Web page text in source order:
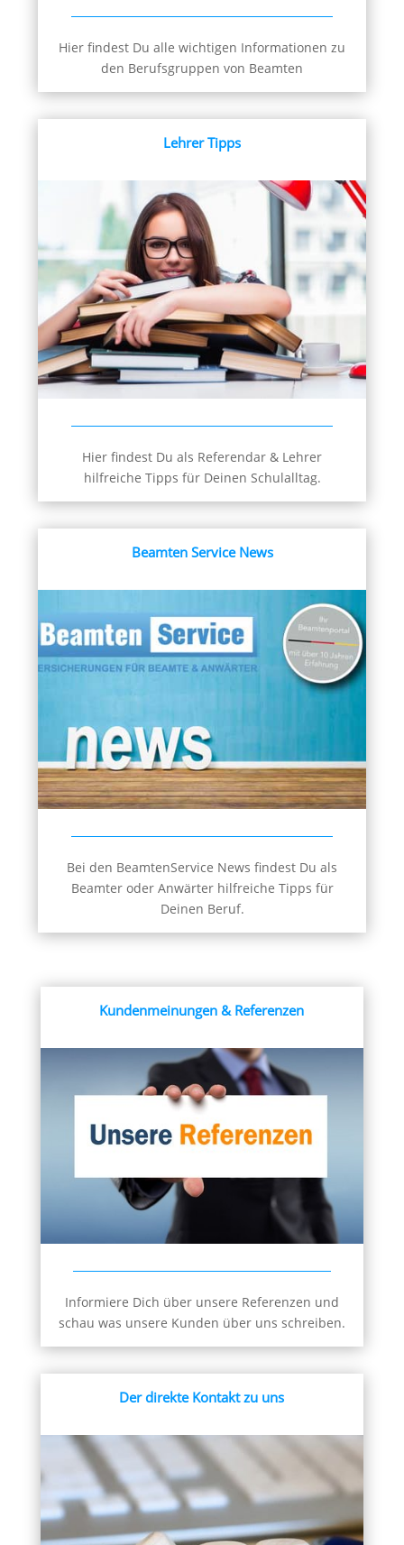
Hier findest Du alle wichtigen Informationen zu
den Berufsgruppen von Beamten
Lehrer Tipps
Hier findest Du als Referendar & Lehrer
hilfreiche Tipps für Deinen Schulalltag.
Beamten Service News
Bei den BeamtenService News findest Du als
Beamter oder Anwärter hilfreiche Tipps für
Deinen Beruf.
Kundenmeinungen & Referenzen
Informiere Dich über unsere Referenzen und
schau was unsere Kunden über uns schreiben.
Der direkte Kontakt zu uns